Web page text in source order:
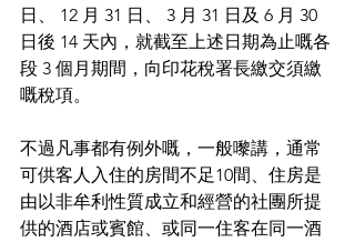
日、 12 月 31 日、 3 月 31 日及 6 月 30
日後 14 天內，就截至上述日期為止嘅各
段 3 個月期間，向印花稅署長繳交須繳
嘅稅項。
不過凡事都有例外嘅，一般嚟講，通常
可供客人入住的房間不足10間、住房是
由以非牟利性質成立和經營的社團所提
供的酒店或賓館、或同一住客在同一酒